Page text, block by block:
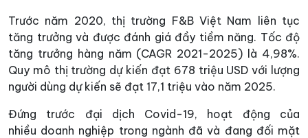
Trước năm 2020, thị trường F&B Việt Nam liên tục
tăng trưởng và được đánh giá đầy tiềm năng. Tốc độ
tăng trưởng hàng năm (CAGR 2021-2025) là 4,98%.
Quy mô thị trường dự kiến đạt 678 triệu USD với lượng
người dùng dự kiến sẽ đạt 17,1 triệu vào năm 2025.
Đứng trước đại dịch Covid-19, hoạt động của
nhiều doanh nghiệp trong ngành đã và đang đối mặt